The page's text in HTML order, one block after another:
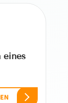
eines